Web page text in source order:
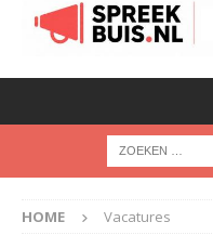
HOME Vacatures